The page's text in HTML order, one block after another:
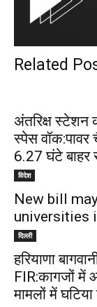
Related
अंतरिक्ष स्टेशन
स्पेस
6.27 घंटे बाहर
विदेश
New bill
universities
दिल्ली
हरियाणा
FIR:कागजों में
मामलों में